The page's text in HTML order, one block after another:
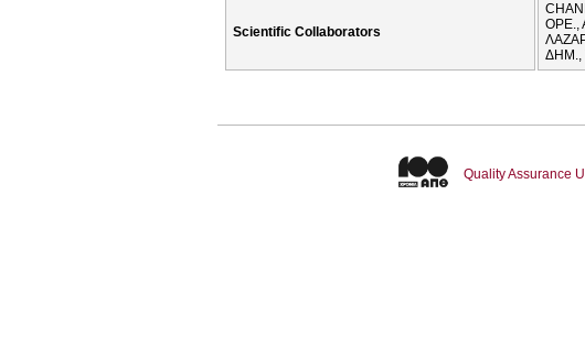
Scientific Collaborators
ΟΡΕ.,
ΔΗΜ.,
Quality Assurance